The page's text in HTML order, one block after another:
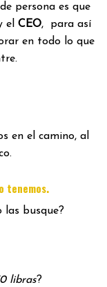
persona es que
el CEO, para así
en todo lo que
en el camino, al
tenemos.
las busque?
libras?